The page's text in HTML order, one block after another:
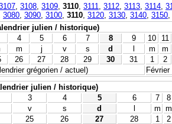
3108 3109 3110 3111 3112 3113 3114
3080 3090 3100 3110 3120 3130 3140 3150
julien / historique)
4 5 6 7 8 9 10
11
m j v s d l m
m
26 27 28 29 30 31 1
2
grégorien / actuel)
Février
julien / historique)
3 4 5 6 7
8
v s d m m
25 26 27 28 1
2